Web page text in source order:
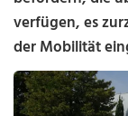
verfügen, es
der Mobilität